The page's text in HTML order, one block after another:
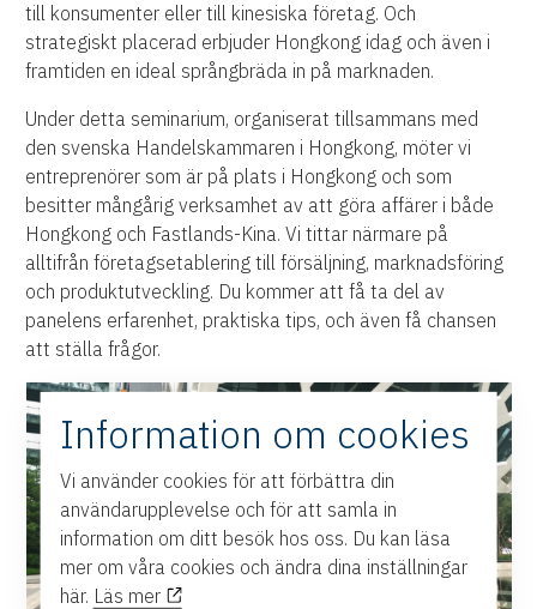
till konsumenter eller till kinesiska företag. Och
strategiskt placerad erbjuder Hongkong idag och även i
framtiden en ideal språngbräda in på marknaden.
Under detta seminarium, organiserat tillsammans med
den svenska Handelskammaren i Hongkong, möter vi
entreprenörer som är på plats i Hongkong och som
besitter mångårig verksamhet av att göra affärer i både
Hongkong och Fastlands-Kina. Vi tittar närmare på
alltifrån företagsetablering till försäljning, marknadsföring
och produktutveckling. Du kommer att få ta del av
panelens erfarenhet, praktiska tips, och även få chansen
att ställa frågor.
Information om cookies
Vi använder cookies för att förbättra din
användarupplevelse och för att samla in
information om ditt besök hos oss. Du kan läsa
mer om våra cookies och ändra dina inställningar
här. Läs mer